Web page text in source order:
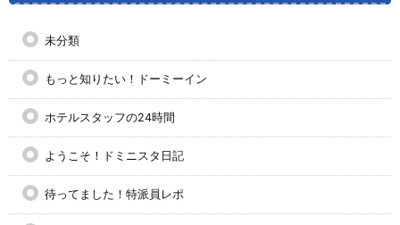
未分類
もっと知りたい！ドーミーイン
ホテルスタッフの24時間
ようこそ！ドミニスタ日記
待ってました！特派員レポ